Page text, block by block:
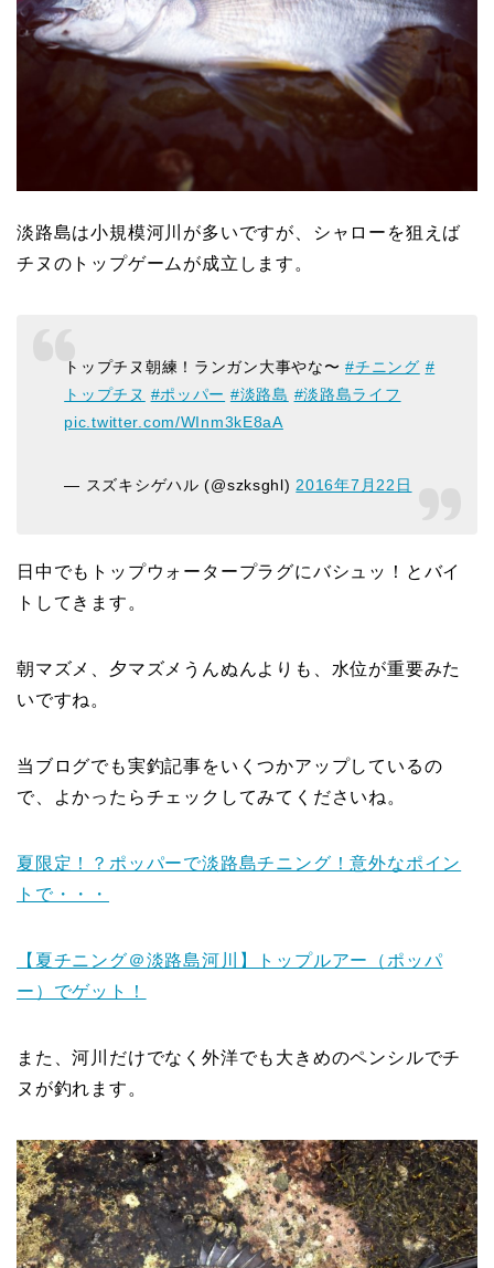
淡路島は小規模河川が多いですが、シャローを狙えば
チヌのトップゲームが成立します。
トップチヌ朝練！ランガン大事やな〜#チニング #
トップチヌ #ポッパー #淡路島 #淡路島ライフ
pic.twitter.com/WInm3kE8aA
— スズキシゲハル (@szksghl) 2016年7月22日
日中でもトップウォータープラグにバシュッ！とバイ
トしてきます。
朝マズメ、夕マズメうんぬんよりも、水位が重要みた
いですね。
当ブログでも実釣記事をいくつかアップしているの
で、よかったらチェックしてみてくださいね。
夏限定！？ポッパーで淡路島チニング！意外なポイン
トで・・・
【夏チニング＠淡路島河川】トップルアー（ポッパ
ー）でゲット！
また、河川だけでなく外洋でも大きめのペンシルでチ
ヌが釣れます。